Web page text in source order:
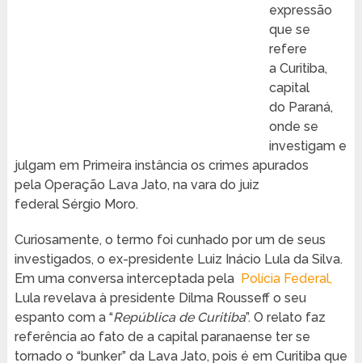
expressão
que se
refere
a Curitiba,
capital
do Paraná,
onde se
investigam e
julgam em Primeira instância os crimes apurados
pela Operação Lava Jato, na vara do juiz
federal Sérgio Moro.
Curiosamente, o termo foi cunhado por um de seus
investigados, o ex-presidente Luiz Inácio Lula da Silva.
Em uma conversa interceptada pela Polícia Federal,
Lula revelava à presidente Dilma Rousseff o seu
espanto com a “República de Curitiba”. O relato faz
referência ao fato de a capital paranaense ter se
tornado o “bunker” da Lava Jato, pois é em Curitiba que